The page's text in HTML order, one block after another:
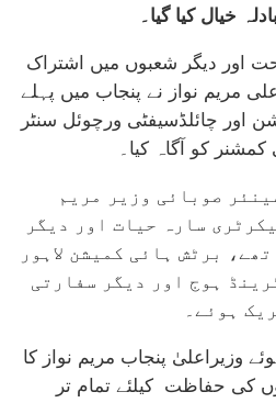
خیال کیا گیا۔
اور دیگر شعبوں میں اشتراک
مریم نواز نے پنجاب میں پہلے
اور چائلڈسیفٹی ورچوئل سنٹر
کو آگاہ کیا۔
صوبائی وزیر مریم
سارہ حیات اور دیگر
برٹش ہائی کمیشن لاہور
ہوج اور دیگر سفارتی
ہوئے۔
وزیراعلیٰ پنجاب مریم نواز کا
کی حفاظت کیلئے تمام تر